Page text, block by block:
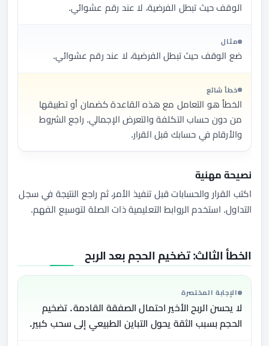
الوقف حيث تبطل الفرضية، لا عند رقم عشوائي.
مثال
ضع الوقف حيث تبطل الفرضية، لا عند رقم عشوائي.
خطأ شائع
الخطأ هو التعامل مع هذه القاعدة كضمان أو تطبيقها
من دون حساب التكلفة والتعرض الإجمالي. راجع الشروط
والأرقام في حسابك قبل القرار.
نصيحة مهنية
اكتب القرار والحسابات قبل تنفيذ الأمر، ثم راجع النتيجة في سجل
التداول. استخدم الروابط التعليمية ذات الصلة لتوسيع الفهم.
الخطأ الثالث: تضخيم الحجم بعد الربح
الإجابة المختصرة
لا يحسن الربح الأخير احتمال الصفقة القادمة. تضخيم
الحجم بسبب الثقة يحول التباين الطبيعي إلى سحب كبير.